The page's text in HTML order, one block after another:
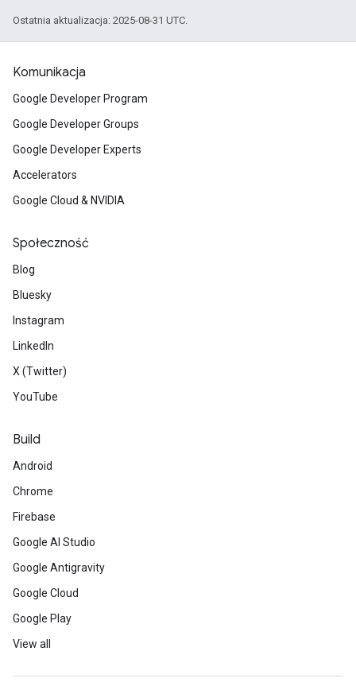
Ostatnia aktualizacja: 2025-08-31 UTC.
Komunikacja
Google Developer Program
Google Developer Groups
Google Developer Experts
Accelerators
Google Cloud & NVIDIA
Społeczność
Blog
Bluesky
Instagram
LinkedIn
X (Twitter)
YouTube
Build
Android
Chrome
Firebase
Google AI Studio
Google Antigravity
Google Cloud
Google Play
View all